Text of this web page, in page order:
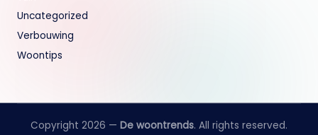
Uncategorized
Verbouwing
Woontips
Copyright 2026 — De woontrends. All rights reserved.